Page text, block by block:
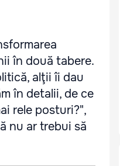
în două tabere.
alţii îi dau
în detalii, de ce
rele posturi?",
nu ar trebui să